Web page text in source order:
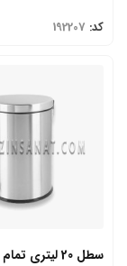
کد: 192207
سطل 20 لیتری تمام استیل S20